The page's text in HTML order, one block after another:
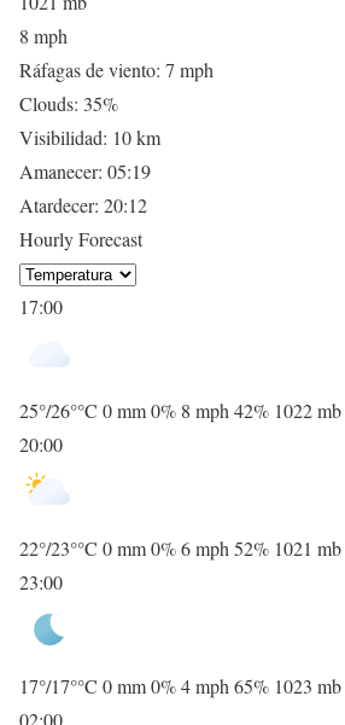
8 mph
Ráfagas de viento: 7 mph
Clouds: 35%
Visibilidad: 10 km
Amanecer: 05:19
Atardecer: 20:12
Hourly Forecast
17:00
25°/26°°C 0 mm0% 8 mph 42% 1022 mb
20:00
22°/23°°C 0 mm0%6 mph 52% 1021 mb
23:00
17°/17°°C 0 mm0%4 mph 65% 1023 mb
02:00